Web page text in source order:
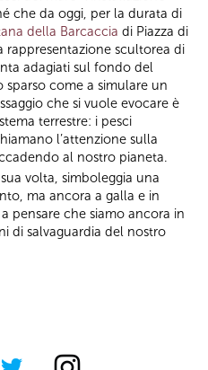
che da oggi, per la durata di
della Barcaccia di Piazza di
rappresentazione scultorea di
adagiati sul fondo del
come a simulare un
che si vuole evocare è
terrestre: i pesci
l’attenzione sulla
al nostro pianeta.
volta, simboleggia una
ma ancora a galla e in
pensare che siamo ancora in
di salvaguardia del nostro